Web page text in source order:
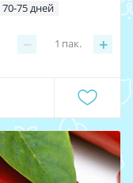
70-75 дней
− +
1 пак.